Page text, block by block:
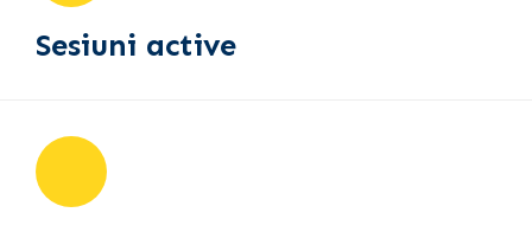
Sesiuni active